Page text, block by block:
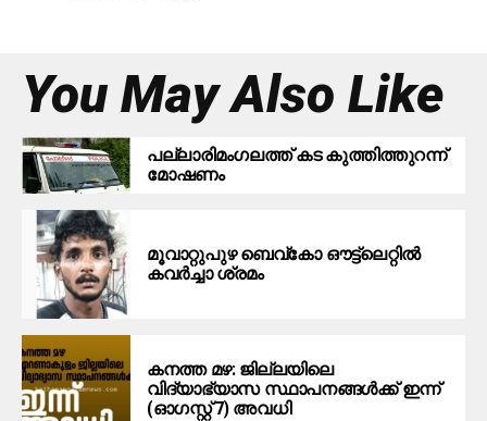
You May Also Like
പ​ല്ലാ​രി​മം​ഗ​ല​ത്ത് ക​ട കു​ത്തി​ത്തുറ​ന്ന്
മോ​ഷ​ണം
മൂ​വാ​റ്റു​പു​ഴ ബെ​വ്കോ ഔ​ട്ട്‌​ലെ​റ്റിൽ
കവർച്ചാ ശ്രമം
കനത്ത മഴ: ജില്ലയിലെ
വിദ്യാഭ്യാസ സ്ഥാപനങ്ങള്‍ക്ക് ഇന്ന്
(ഓഗസ്റ്റ് 7) അവധി